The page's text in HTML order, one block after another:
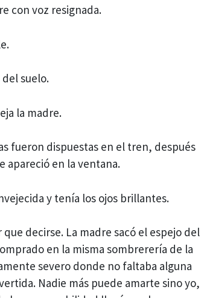
con voz resignada.
suelo.
la madre.
fueron dispuestas en el tren, después
apareció en la ventana.
y tenía los ojos brillantes.
decirse. La madre sacó el espejo del
en la misma sombrerería de la
severo donde no faltaba alguna
Nadie más puede amarte sino yo,